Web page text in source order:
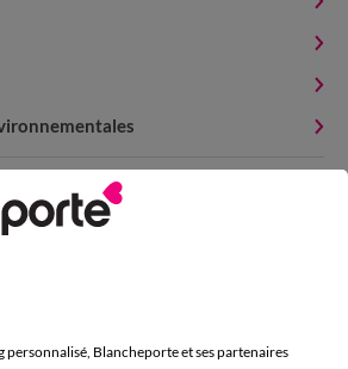
Gratuits
avec Mondial Relay uniquement
Blancheporte et ses partenaires